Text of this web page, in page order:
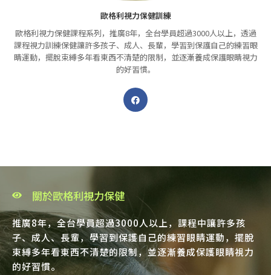
歐格利視力保健訓練
歐格利視力保健課程系列，推廣8年，全台學員超過3000人以上，透過
課程視力訓練保健讓許多孩子、成人、長輩，學習到保護自己的練習眼
睛運動，擺脫束縛多年看東西不清楚的限制，並逐漸養成保護眼睛視力
的好習慣。
關於歐格利視力保健
推廣8年，全台學員超過3000人以上，課程中讓許多孩
子、成人、長輩，學習到保護自己的練習眼睛運動，擺脫
束縛多年看東西不清楚的限制，並逐漸養成保護眼睛視力
的好習慣。